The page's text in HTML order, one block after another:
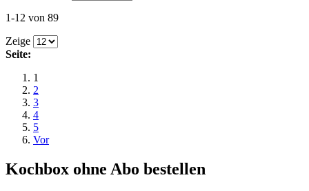
1-12 von 89
Zeige
Seite:
1
2
3
4
5
Vor
Kochbox ohne Abo bestellen